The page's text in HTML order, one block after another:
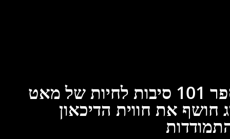
הספר 101 סיבות לחיות של מאט
חושף את חווית הדיכאון